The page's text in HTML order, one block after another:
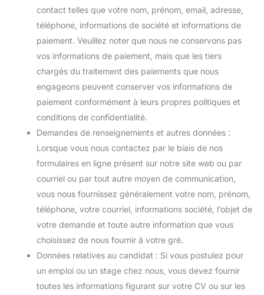
contact telles que votre nom, prénom, email, adresse,
téléphone, informations de société et informations de
paiement. Veuillez noter que nous ne conservons pas
vos informations de paiement, mais que les tiers
chargés du traitement des paiements que nous
engageons peuvent conserver vos informations de
paiement conformément à leurs propres politiques et
conditions de confidentialité.
Demandes de renseignements et autres données :
Lorsque vous nous contactez par le biais de nos
formulaires en ligne présent sur notre site web ou par
courriel ou par tout autre moyen de communication,
vous nous fournissez généralement votre nom, prénom,
téléphone, votre courriel, informations société, l’objet de
votre demande et toute autre information que vous
choisissez de nous fournir à votre gré.
Données relatives au candidat : Si vous postulez pour
un emploi ou un stage chez nous, vous devez fournir
toutes les informations figurant sur votre CV ou sur les